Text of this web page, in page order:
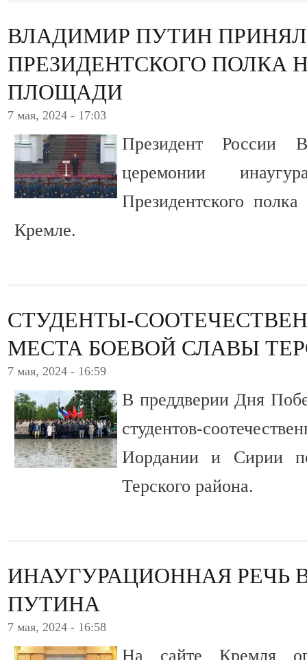
ВЛАДИМИР ПУТИН
ПРЕЗИДЕНТСКОГО ПОЛКА
ПЛОЩАДИ
7 мая, 2024 - 17:03
Президент России
церемонии
Президентского
Кремле.
СТУДЕНТЫ-
МЕСТА БОЕВОЙ СЛАВЫ
7 мая, 2024 - 16:59
В преддверии Дня
студентов-
Иордании и Сирии
Терского района.
ИНАУГУРАЦИОННАЯ РЕЧЬ
ПУТИНА
7 мая, 2024 - 16:58
На сайте Кремля